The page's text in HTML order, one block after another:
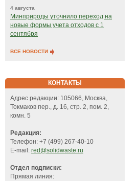
4 августа
Минприроды уточнило переход на
новые формы учета отходов с 1
сентября
ВСЕ НОВОСТИ
КОНТАКТЫ
Адрес редакции: 105066, Москва,
Токмаков пер., д. 16, стр. 2, пом. 2,
комн. 5
Редакция:
Телефон: +7 (499) 267-40-10
E-mail: red@solidwaste.ru
Отдел подписки:
Прямая линия: